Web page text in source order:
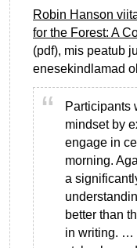
Robin Hanson
for the Forest: A
(pdf), mis peatub
enesekindlamad
Participants
mindset by
engage in
morning.
a
better than
in writing. …